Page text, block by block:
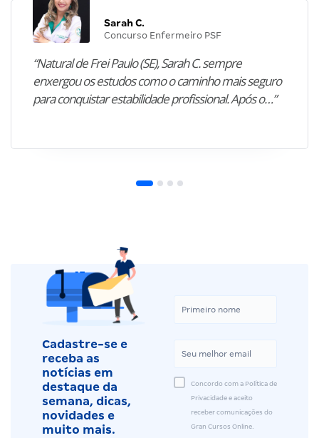
Sarah C.
Concurso Enfermeiro PSF
“Natural de Frei Paulo (SE), Sarah C. sempre
enxergou os estudos como o caminho mais seguro
para conquistar estabilidade profissional. Após o…”
Cadastre-se e
receba as
notícias em
destaque da
semana, dicas,
novidades e
muito mais.
Concordo com a Política de
Privacidade e aceito
receber comunicações do
Gran Cursos Online.